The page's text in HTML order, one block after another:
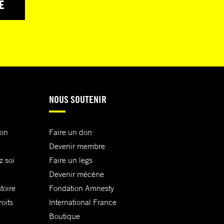
soi
NOUS SOUTENIR
Faire un don
Devenir membre
Faire un legs
Devenir mécène
Fondation Amnesty
International France
Boutique